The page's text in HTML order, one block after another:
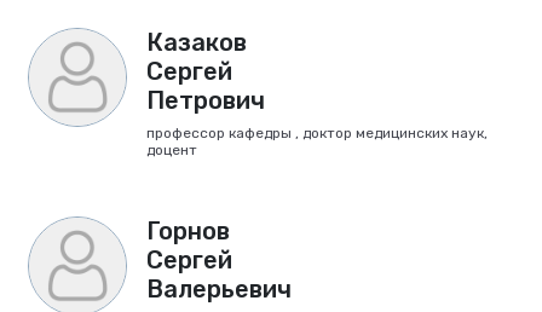
Казаков
Сергей
Петрович
профессор кафедры , доктор медицинских наук,
доцент
Горнов
Сергей
Валерьевич